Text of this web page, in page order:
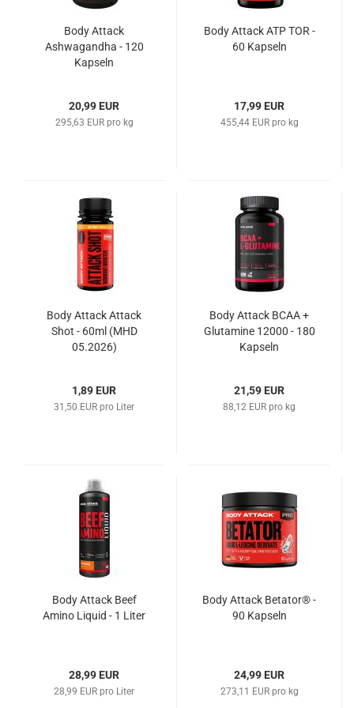
Body Attack
Ashwagandha - 120
Kapseln
20,99 EUR
295,63 EUR pro kg
Body Attack ATP TOR -
60 Kapseln
17,99 EUR
455,44 EUR pro kg
Body Attack Attack
Shot - 60ml (MHD
05.2026)
1,89 EUR
31,50 EUR pro Liter
Body Attack BCAA +
Glutamine 12000 - 180
Kapseln
21,59 EUR
88,12 EUR pro kg
Body Attack Beef
Amino Liquid - 1 Liter
28,99 EUR
28,99 EUR pro Liter
Body Attack Betator® -
90 Kapseln
24,99 EUR
273,11 EUR pro kg